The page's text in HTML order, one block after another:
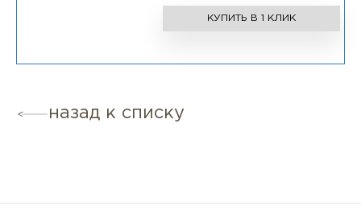
КУПИТЬ В 1 КЛИК
назад к списку